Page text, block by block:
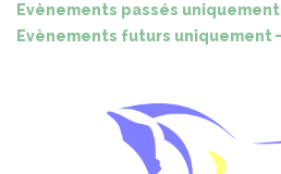
Evènements passés uniquement
Evènements futurs uniquement